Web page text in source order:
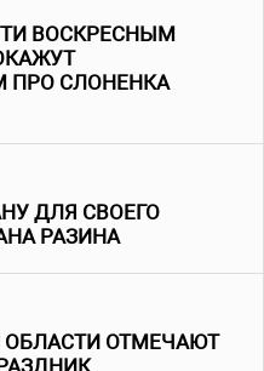
ВОСКРЕСНЫМ
СЛОНЕНКА
ДЛЯ СВОЕГО
РАЗИНА
ОТМЕЧАЮТ